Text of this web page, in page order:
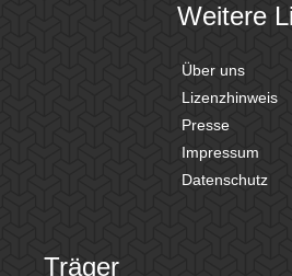
Weitere
Über uns
Lizenzhinweis
Presse
Impressum
Datenschutz
Träger